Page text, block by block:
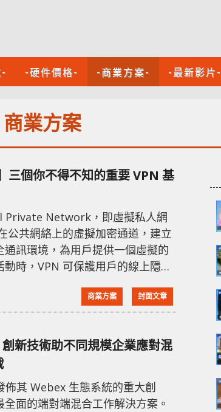
-硬件價格- -商業方案- -最新影片-
商業方案
三個你不得不知的重要 VPN 基
Private Network，即虛擬私人網
公共網絡上的虛擬加密通道，建立
通訊環境，為用戶提供一個虛擬的
時，VPN 可保護用戶的線上隱私
全的互聯網體驗。 若你正考慮
這 3 個你不得不知的 VPN 知識，
一個「專用網絡
商業方案 封面文章
新技術助不同規模企業應對混
佈其 Webex 生態系統的重大創
面的端對端混合工作解決方案。